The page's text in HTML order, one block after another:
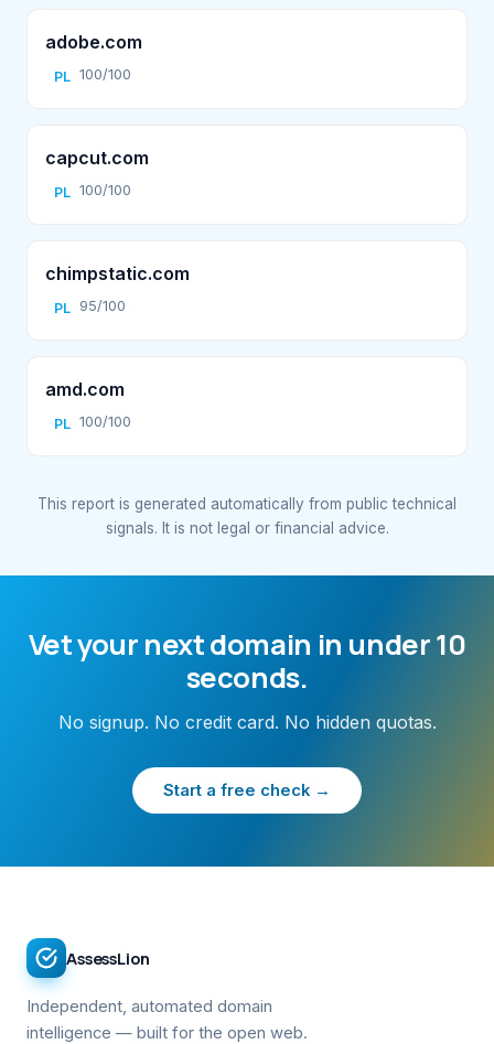
adobe.com
PL 100/100
capcut.com
PL 100/100
chimpstatic.com
PL 95/100
amd.com
PL 100/100
This report is generated automatically from public technical
signals. It is not legal or financial advice.
Vet your next domain in under 10
seconds.
No signup. No credit card. No hidden quotas.
Start a free check →
AssessLion
Independent, automated domain
intelligence — built for the open web.